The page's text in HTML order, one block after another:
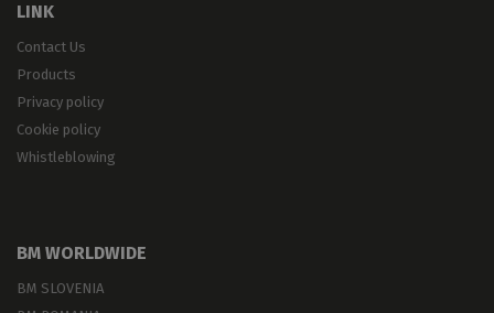
LINK
Contact Us
Products
Privacy policy
Cookie policy
Whistleblowing
BM WORLDWIDE
BM SLOVENIA